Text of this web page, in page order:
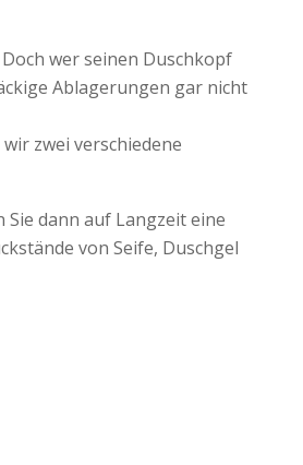
wer seinen Duschkopf
Ablagerungen gar nicht
zwei verschiedene
dann auf Langzeit eine
von Seife, Duschgel